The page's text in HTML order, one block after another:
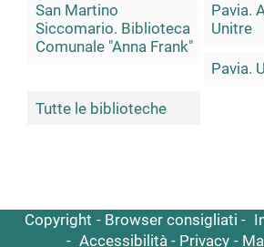
San Martino
Siccomario. Biblioteca
Comunale "Anna Frank"
Pavia.
Unitre
Pavia.
Tutte le biblioteche
Copyright Browser consigliati
Accessibilità
Privacy